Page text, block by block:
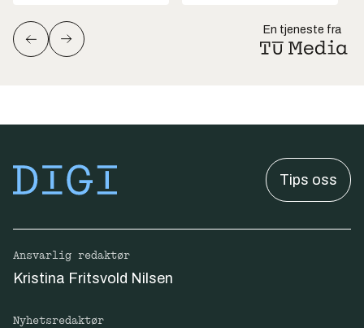
En tjeneste fra
Tips oss
Ansvarlig redaktør
Kristina Fritsvold Nilsen
Nyhetsredaktør